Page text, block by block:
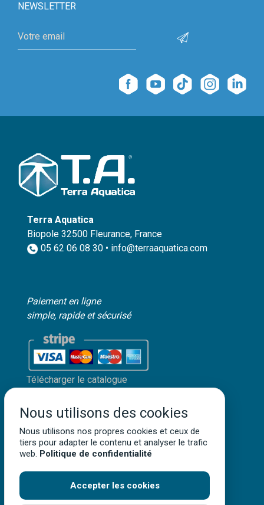
NEWSLETTER
Terra Aquatica
Biopole 32500 Fleurance, France
05 62 06 08 30 • info@terraaquatica.com
Paiement en ligne
simple, rapide et sécurisé
Télécharger le catalogue
Mentions légales
Politique de confidentialité
Conditions générales de vente
• Tous droits réservés
Nous utilisons des cookies
Nous utilisons nos propres cookies et ceux de
tiers pour adapter le contenu et analyser le trafic
web. Politique de confidentialité
Accepter les cookies